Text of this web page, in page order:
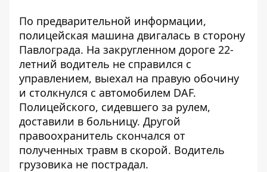
По предварительной информации,
полицейская машина двигалась в сторону
Павлограда. На закругленном дороге 22-
летний водитель не справился с
управлением, выехал на правую обочину
и столкнулся с автомобилем DAF.
Полицейского, сидевшего за рулем,
доставили в больницу. Другой
правоохранитель скончался от
полученных травм в скорой. Водитель
грузовика не пострадал.